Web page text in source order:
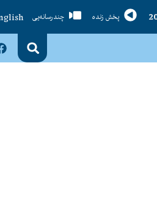
پخش زنده چندرسانه‌یی